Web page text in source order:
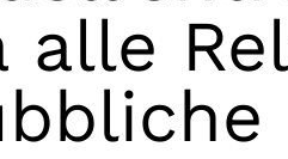
alle